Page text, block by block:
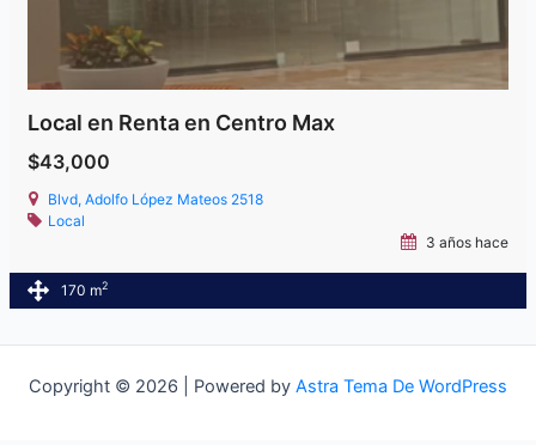
Local en Renta en Centro Max
$43,000
Blvd, Adolfo López Mateos 2518
Local
3 años hace
170 m2
Copyright © 2026 | Powered by Astra Tema De WordPress